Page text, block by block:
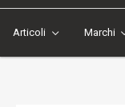
Articoli Marchi